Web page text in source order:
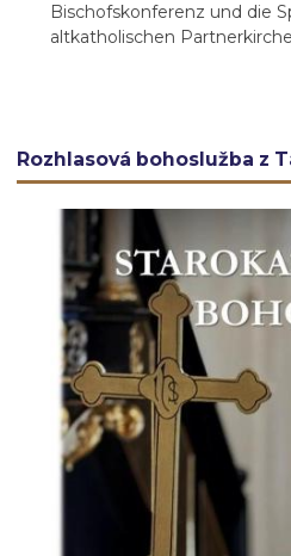
Bischofskonferenz und die
altkatholischen
Rozhlasová bohoslužba z